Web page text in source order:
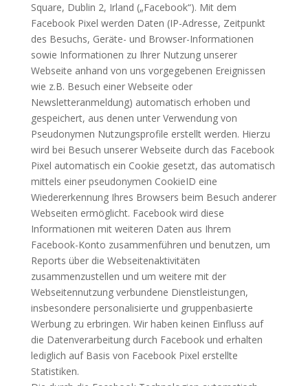
Square, Dublin 2, Irland („Facebook“). Mit dem
Facebook Pixel werden Daten (IP-Adresse, Zeitpunkt
des Besuchs, Geräte- und Browser-Informationen
sowie Informationen zu Ihrer Nutzung unserer
Webseite anhand von uns vorgegebenen Ereignissen
wie z.B. Besuch einer Webseite oder
Newsletteranmeldung) automatisch erhoben und
gespeichert, aus denen unter Verwendung von
Pseudonymen Nutzungsprofile erstellt werden. Hierzu
wird bei Besuch unserer Webseite durch das Facebook
Pixel automatisch ein Cookie gesetzt, das automatisch
mittels einer pseudonymen CookieID eine
Wiedererkennung Ihres Browsers beim Besuch anderer
Webseiten ermöglicht. Facebook wird diese
Informationen mit weiteren Daten aus Ihrem
Facebook-Konto zusammenführen und benutzen, um
Reports über die Webseitenaktivitäten
zusammenzustellen und um weitere mit der
Webseitennutzung verbundene Dienstleistungen,
insbesondere personalisierte und gruppenbasierte
Werbung zu erbringen. Wir haben keinen Einfluss auf
die Datenverarbeitung durch Facebook und erhalten
lediglich auf Basis von Facebook Pixel erstellte
Statistiken.